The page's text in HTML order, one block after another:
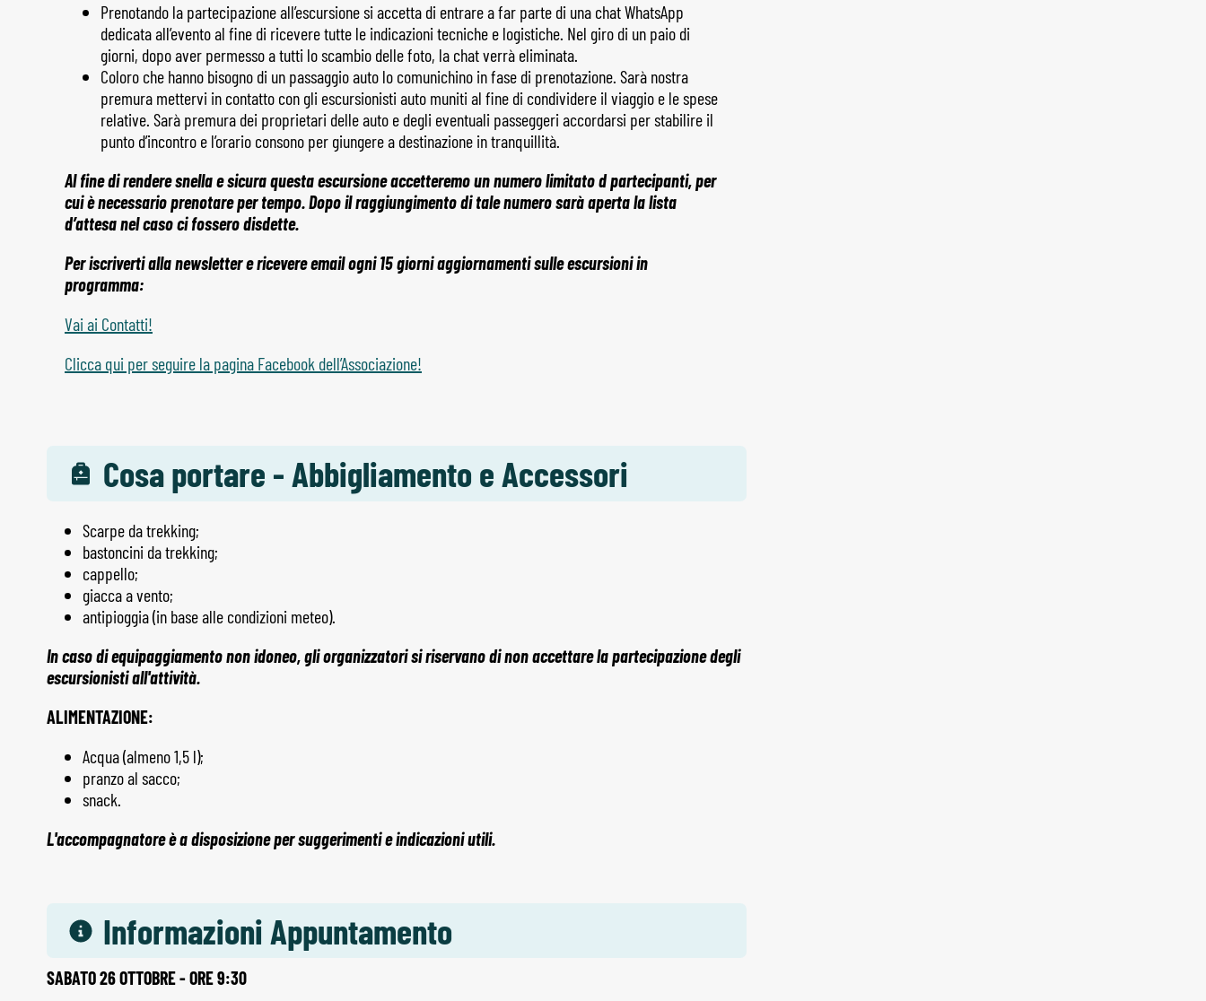
Prenotando la partecipazione all’escursione si accetta di entrare a far parte di una chat WhatsApp
dedicata all’evento al fine di ricevere tutte le indicazioni tecniche e logistiche. Nel giro di un paio di
giorni, dopo aver permesso a tutti lo scambio delle foto, la chat verrà eliminata.
Coloro che hanno bisogno di un passaggio auto lo comunichino in fase di prenotazione. Sarà nostra
premura mettervi in contatto con gli escursionisti auto muniti al fine di condividere il viaggio e le spese
relative. Sarà premura dei proprietari delle auto e degli eventuali passeggeri accordarsi per stabilire il
punto d’incontro e l’orario consono per giungere a destinazione in tranquillità.
Al fine di rendere snella e sicura questa escursione accetteremo un numero limitato d partecipanti, per
cui è necessario prenotare per tempo. Dopo il raggiungimento di tale numero sarà aperta la lista
d’attesa nel caso ci fossero disdette.
Per iscriverti alla newsletter e ricevere email ogni 15 giorni aggiornamenti sulle escursioni in
programma:
Vai ai Contatti!
Clicca qui per seguire la pagina Facebook dell’Associazione!
Cosa portare - Abbigliamento e Accessori
Scarpe da trekking;
bastoncini da trekking;
cappello;
giacca a vento;
antipioggia (in base alle condizioni meteo).
In caso di equipaggiamento non idoneo, gli organizzatori si riservano di non accettare la partecipazione degli
escursionisti all'attività.
ALIMENTAZIONE:
Acqua (almeno 1,5 l);
pranzo al sacco;
snack.
L'accompagnatore è a disposizione per suggerimenti e indicazioni utili.
Informazioni Appuntamento
SABATO 26 OTTOBRE - ORE 9:30